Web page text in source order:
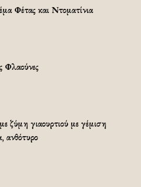
Φέτας και Ντοματίνια
Φλαούνες
ζύμη γιαουρτιού με γέμιση
ανθότυρο